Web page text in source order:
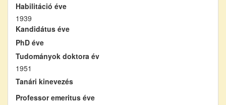
Habilitáció éve
1939
Kandidátus éve
PhD éve
Tudományok doktora év
1951
Tanári kinevezés
Professor emeritus éve